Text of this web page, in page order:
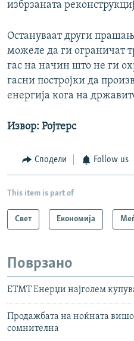
избрзаната
Остануваат други
можеле да ги ограничат
гас на начин што не ги
гасни постројки да
енергија кога на
Извор: Ројтерс
Сподели Follow us
This item is part of
Свет Економија
Поврзано
ЕТМТ Енерџи најголем
Продажбата на ноќната
сомнителна